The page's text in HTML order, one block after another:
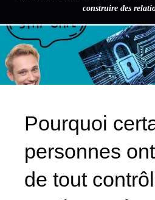
construire des
Pourquoi
personnes
de tout